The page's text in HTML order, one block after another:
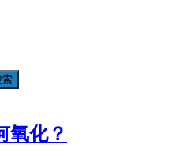
氧化？